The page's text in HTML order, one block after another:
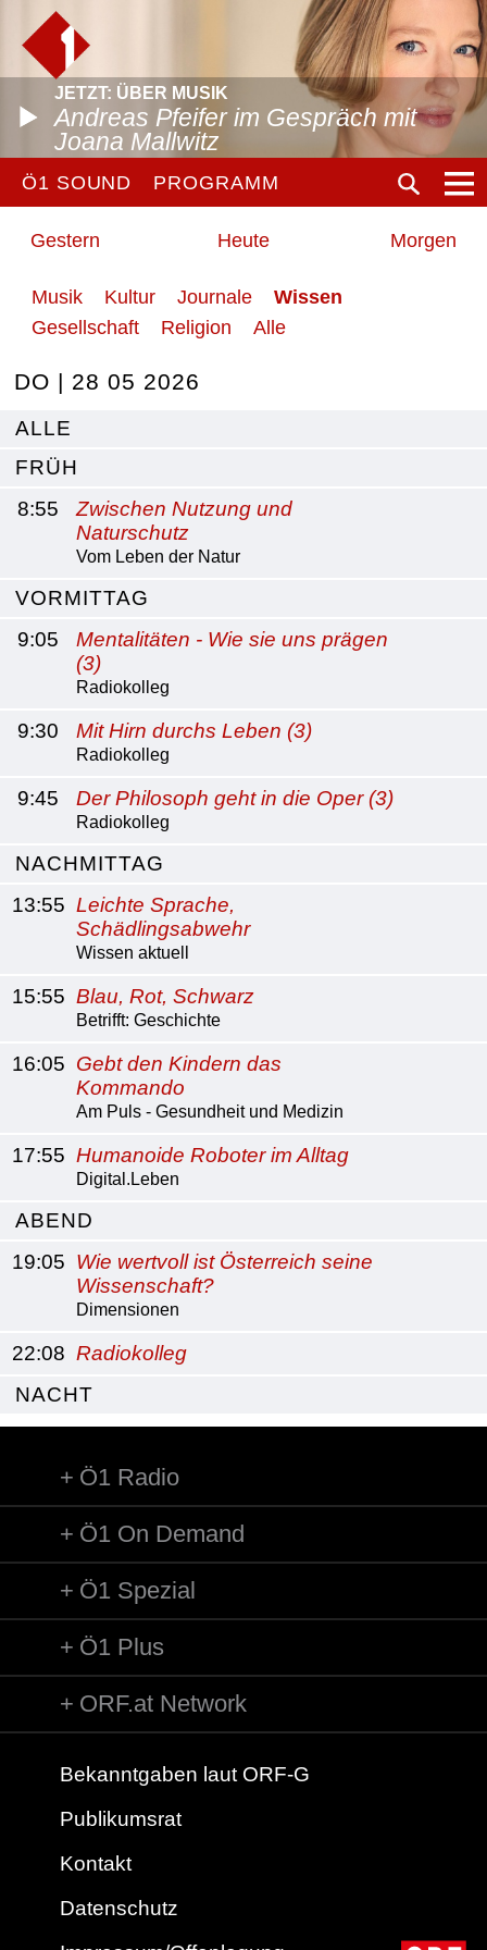
JETZT: ÜBER MUSIK
Andreas Pfeifer im Gespräch mit
Joana Mallwitz
Ö1 SOUND PROGRAMM
Gestern Heute Morgen
Musik Kultur Journale
Wissen
Gesellschaft
Religion Alle
DO | 28 05 2026
ALLE
FRÜH
8:55
Zwischen Nutzung und
Naturschutz
Vom Leben der Natur
VORMITTAG
9:05
Mentalitäten - Wie sie uns prägen
(3)
Radiokolleg
9:30 Mit Hirn durchs Leben (3)
Radiokolleg
9:45 Der Philosoph geht in die Oper (3)
Radiokolleg
NACHMITTAG
13:55 Leichte Sprache,
Schädlingsabwehr
Wissen aktuell
15:55 Blau, Rot, Schwarz
Betrifft: Geschichte
16:05 Gebt den Kindern das
Kommando
Am Puls - Gesundheit und Medizin
17:55 Humanoide Roboter im Alltag
Digital.Leben
ABEND
19:05 Wie wertvoll ist Österreich seine
Wissenschaft?
Dimensionen
22:08 Radiokolleg
NACHT
Ö1 Radio
Ö1 On Demand
Ö1 Spezial
Ö1 Plus
ORF.at Network
Bekanntgaben laut ORF-G
Publikumsrat
Kontakt
Datenschutz